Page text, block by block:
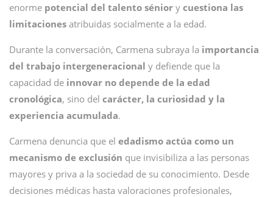
enorme potencial del talento sénior y cuestiona las
limitaciones atribuidas socialmente a la edad.
Durante la conversación, Carmena subraya la importancia
del trabajo intergeneracional y defiende que la
capacidad de innovar no depende de la edad
cronológica, sino del carácter, la curiosidad y la
experiencia acumulada.
Carmena denuncia que el edadismo actúa como un
mecanismo de exclusión que invisibiliza a las personas
mayores y priva a la sociedad de su conocimiento. Desde
decisiones médicas hasta valoraciones profesionales,